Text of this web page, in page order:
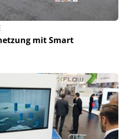
mit Smart